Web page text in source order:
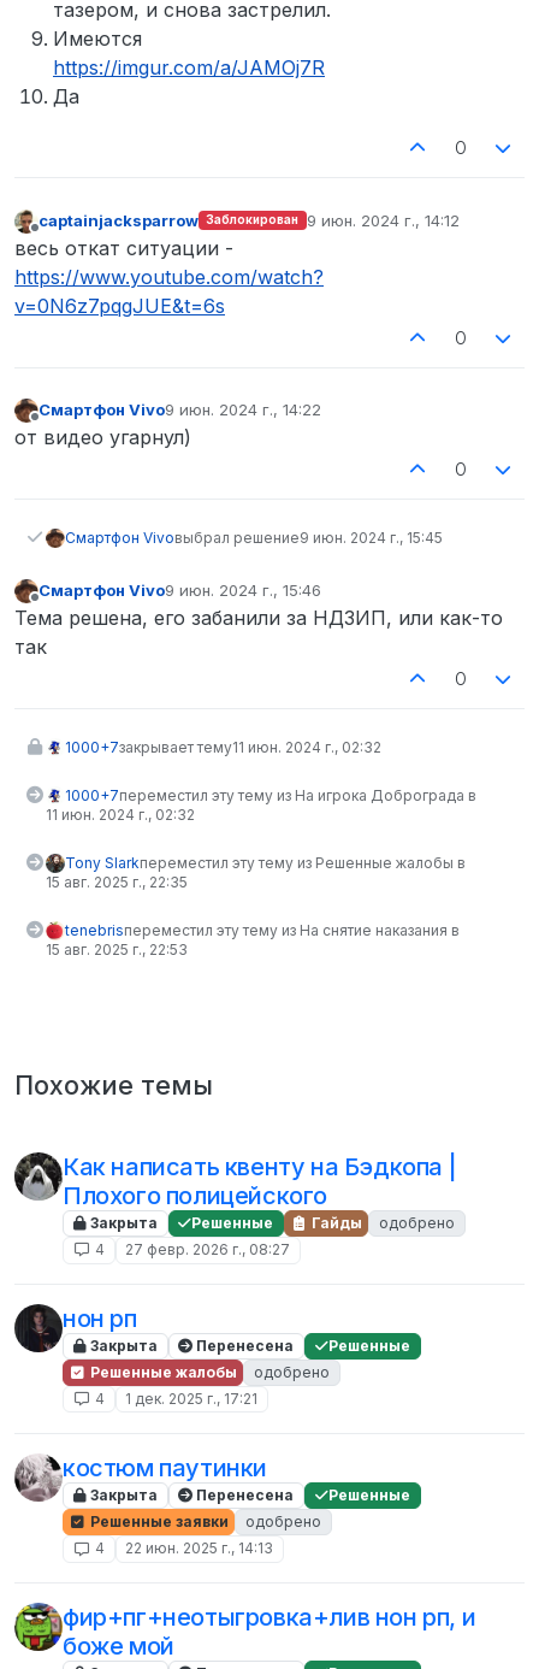
тазером, и снова застрелил.
Имеются
https://imgur.com/a/JAMOj7R
Да
0
captainjacksparrow Заблокирован 9 июн. 2024 г., 14:12
отредактировано
весь откат ситуации -
https://www.youtube.com/watch?
v=0N6z7pqgJUE&t=6s
0
Смартфон Vivo9 июн. 2024 г., 14:22
отредактировано
от видео угарнул)
0
Смартфон Vivoвыбрал решение9 июн. 2024 г., 15:45
Не в сети
Смартфон Vivo9 июн. 2024 г., 15:46
отредактировано
Тема решена, его забанили за НДЗИП, или как-то
так
0
1000+7закрывает тему11 июн. 2024 г., 02:32
1000+7переместил эту тему из На игрока Доброграда в
11 июн. 2024 г., 02:32
Tony Slarkпереместил эту тему из Решенные жалобы в
15 авг. 2025 г., 22:35
tenebrisпереместил эту тему из На снятие наказания в
15 авг. 2025 г., 22:53
Похожие темы
Как написать квенту на Бэдкопа |
Плохого полицейского
Закрыта Решенные Гайды
одобрено
4
27 февр. 2026 г., 08:27
нон рп
Закрыта Перенесена
Решенные
Решенные жалобы
одобрено
4
1 дек. 2025 г., 17:21
костюм паутинки
Закрыта Перенесена
Решенные
Решенные заявки
одобрено
4
22 июн. 2025 г., 14:13
фир+пг+неотыгровка+лив нон рп, и
боже мой